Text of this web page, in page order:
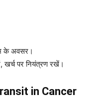
के अवसर।
खर्च पर नियंत्रण रखें।
in Cancer